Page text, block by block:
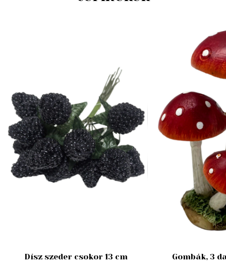
Dísz szeder csokor 13 cm Gombák, 3